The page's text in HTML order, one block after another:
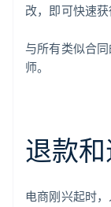
改，即可快速
与所有类似合
师。
退款
电商刚兴起时